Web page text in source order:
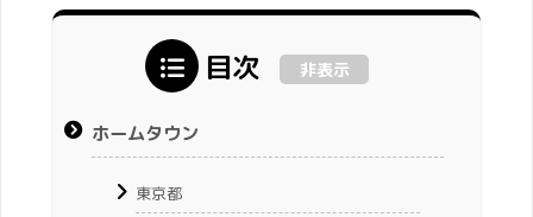
目次 非表示
ホームタウン
東京都